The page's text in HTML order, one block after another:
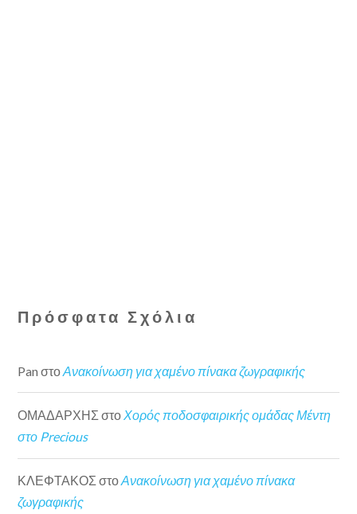
Πρόσφατα Σχόλια
Pan στοΑνακοίνωση για χαμένο πίνακα ζωγραφικής
ΟΜΑΔΑΡΧΗΣ στοΧορός ποδοσφαιρικής ομάδας Μέντη
στο Precious
ΚΛΕΦΤΑΚΟΣ στοΑνακοίνωση για χαμένο πίνακα
ζωγραφικής